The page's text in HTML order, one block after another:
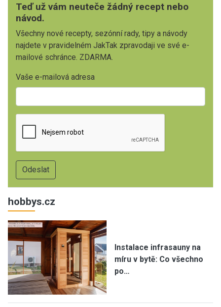
Teď už vám neuteče žádný recept nebo
návod.
Všechny nové recepty, sezónní rady, tipy a návody
najdete v pravidelném JakTak zpravodaji ve své e-
mailové schránce. ZDARMA.
Vaše e-mailová adresa
hobbys.cz
Instalace infrasauny na
míru v bytě: Co všechno
po…